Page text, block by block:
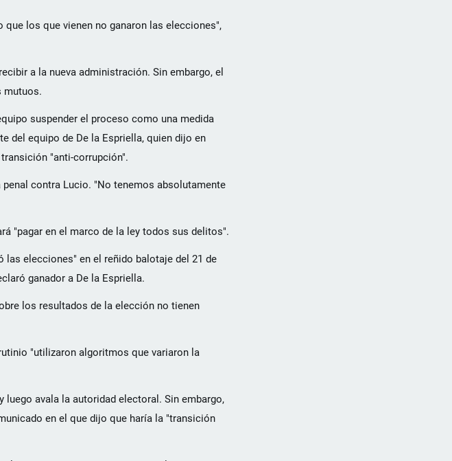
que los que vienen no ganaron las elecciones",
a la nueva administración. Sin embargo, el
mutuos.
suspender el proceso como una medida
del equipo de De la Espriella, quien dijo en
"anti-corrupción".
contra Lucio. "No tenemos absolutamente
"pagar en el marco de la ley todos sus delitos".
las elecciones" en el reñido balotaje del 21 de
ganador a De la Espriella.
los resultados de la elección no tienen
"utilizaron algoritmos que variaron la
avala la autoridad electoral. Sin embargo,
en el que dijo que haría la "transición